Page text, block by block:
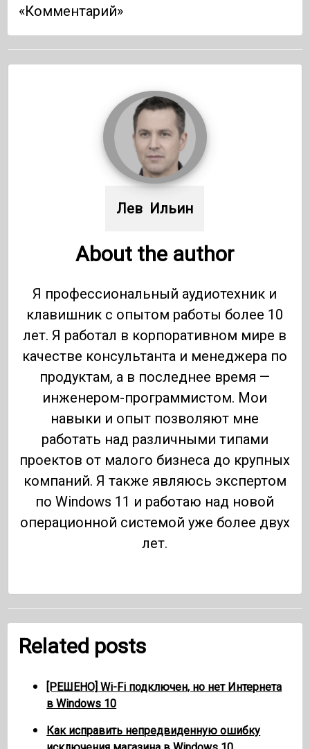
«Комментарий»
Лев  Ильин
About the author
Я профессиональный аудиотехник и
клавишник с опытом работы более 10
лет. Я работал в корпоративном мире в
качестве консультанта и менеджера по
продуктам, а в последнее время —
инженером-программистом. Мои
навыки и опыт позволяют мне
работать над различными типами
проектов от малого бизнеса до крупных
компаний. Я также являюсь экспертом
по Windows 11 и работаю над новой
операционной системой уже более двух
лет.
Related posts
[РЕШЕНО] Wi-Fi подключен, но нет Интернета
в Windows 10
Как исправить непредвиденную ошибку